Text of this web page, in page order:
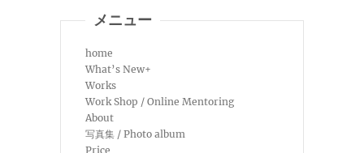
メニュー
home
What’s New+
Works
Work Shop / Online Mentoring
About
写真集 / Photo album
Price